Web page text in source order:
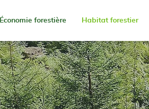
Économie forestière Habitat forestier